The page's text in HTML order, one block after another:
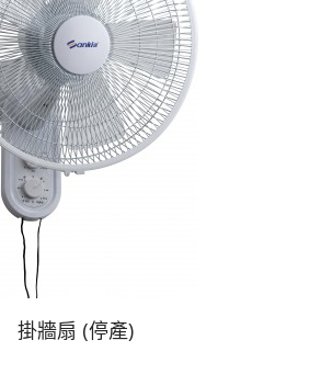
掛牆扇 (停產)